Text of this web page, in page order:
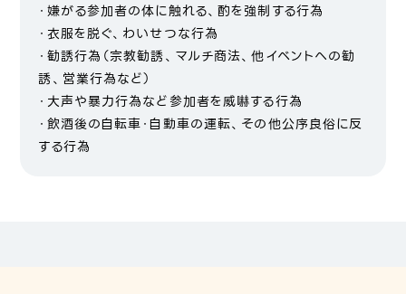
・嫌がる参加者の体に触れる、酌を強制する行為
・衣服を脱ぐ、わいせつな行為
・勧誘行為（宗教勧誘、マルチ商法、他イベントへの勧
誘、営業行為など）
・大声や暴力行為など参加者を威嚇する行為
・飲酒後の自転車・自動車の運転、その他公序良俗に反
する行為